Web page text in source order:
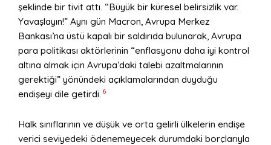
şeklinde bir tivit attı. “Büyük bir küresel belirsizlik var.
Yavaşlayın!” Aynı gün Macron, Avrupa Merkez
Bankası’na üstü kapalı bir saldırıda bulunarak, Avrupa
para politikası aktörlerinin “enflasyonu daha iyi kontrol
altına almak için Avrupa’daki talebi azaltmalarının
gerektiği” yönündeki açıklamalarından duyduğu
endişeyi dile getirdi. 6
Halk sınıflarının ve düşük ve orta gelirli ülkelerin endişe
verici seviyedeki ödenemeyecek durumdaki borçlarıyla